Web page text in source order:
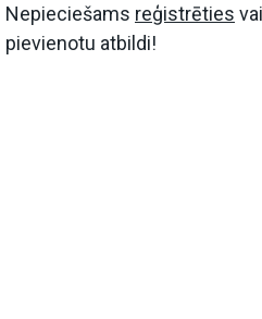
Nepieciešams reģistrēties vai
pievienotu atbildi!